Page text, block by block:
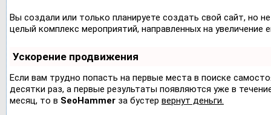
Вы создали или только планируете создать свой сайт, но
целый комплекс мероприятий, направленных на
Ускорение продвижения
Если вам трудно попасть на первые места в поиске
десятки раз, а первые результаты появляются уже в
месяц, то в SeoHammer за бустер вернут деньги.